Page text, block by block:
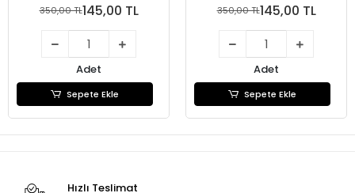
350,00 TL145,00 TL
Adet
Sepete Ekle
350,00 TL145,00 TL
Adet
Sepete Ekle
Hızlı Teslimat